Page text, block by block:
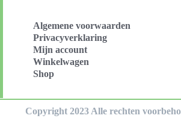
Algemene voorwaarden
Privacyverklaring
Mijn account
Winkelwagen
Shop
Copyright 2023 Alle rechten